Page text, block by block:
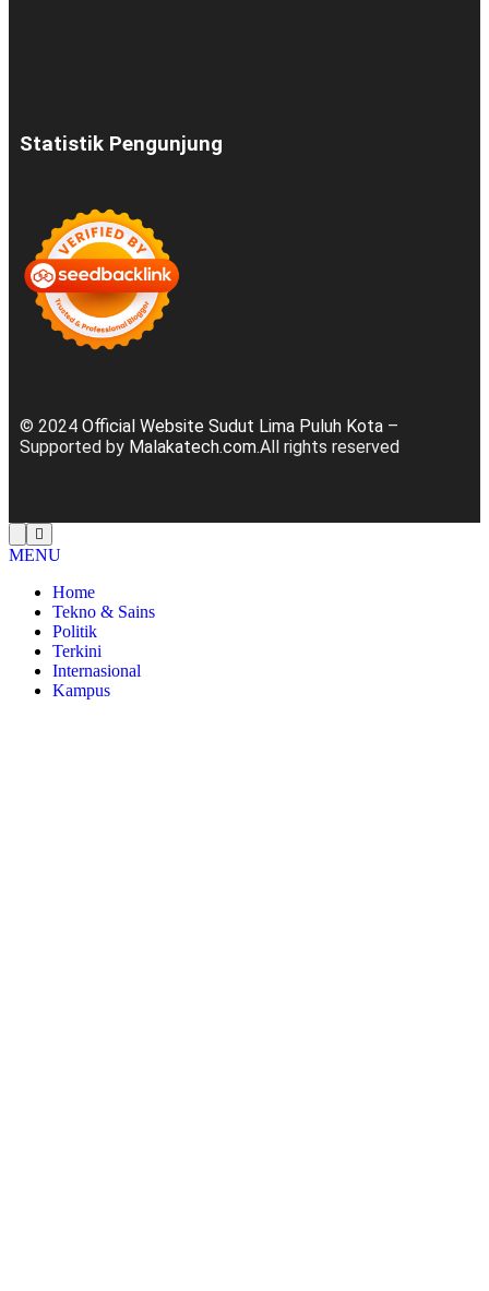
Statistik Pengunjung
© 2024 Official Website Sudut Lima Puluh Kota –
Supported by Malakatech.com.All rights reserved
MENU
Home
Tekno & Sains
Politik
Terkini
Internasional
Kampus